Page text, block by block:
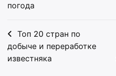
погода
Навигация
по
записям
Топ 20 стран по
добыче и переработке
известняка